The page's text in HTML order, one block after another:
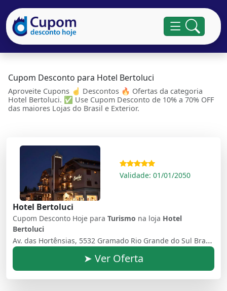
Cupom Desconto para Hotel Bertoluci
Aproveite Cupons ☝ Descontos 🔥 Ofertas da categoria
Hotel Bertoluci. ✅ Use Cupom Desconto de 10% a 70% OFF
das maiores Lojas do Brasil e Exterior.
Validade: 01/01/2050
Hotel Bertoluci
Cupom Desconto Hoje para Turismo na loja Hotel
Bertoluci
Av. das Hortênsias, 5532 Gramado Rio Grande do Sul Brasil - 95670-000
➤ Ver Oferta